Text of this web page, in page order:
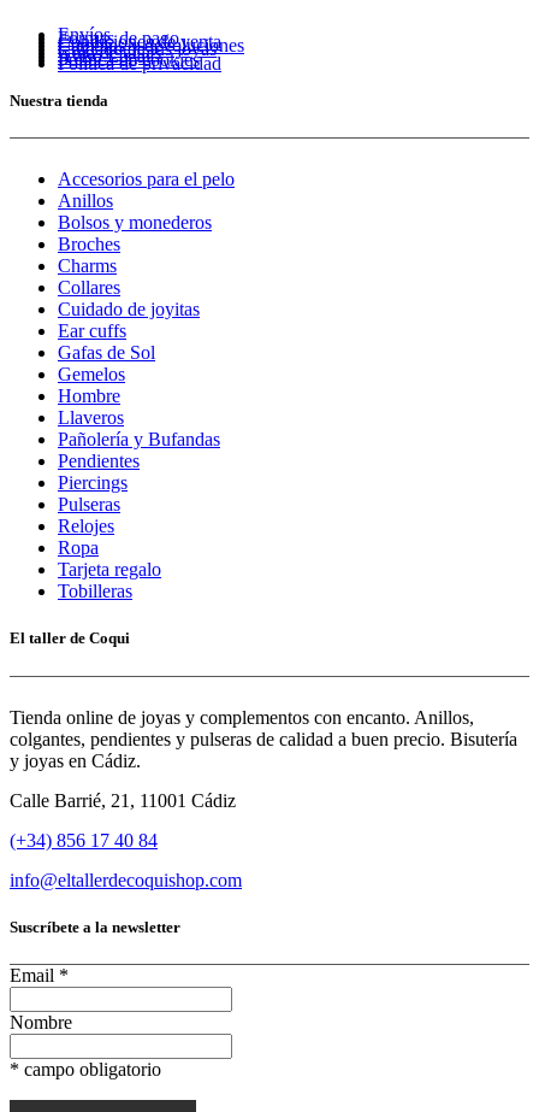
Envíos
Formas de pago
Condiciones de venta
Cambios y devoluciones
Cuidado de tus joyas
Guía de tallas
Aviso Legal
Política de cookies
Política de privacidad
Nuestra tienda
Accesorios para el pelo
Anillos
Bolsos y monederos
Broches
Charms
Collares
Cuidado de joyitas
Ear cuffs
Gafas de Sol
Gemelos
Hombre
Llaveros
Pañolería y Bufandas
Pendientes
Piercings
Pulseras
Relojes
Ropa
Tarjeta regalo
Tobilleras
El taller de Coqui
Tienda online de joyas y complementos con encanto. Anillos,
colgantes, pendientes y pulseras de calidad a buen precio. Bisutería
y joyas en Cádiz.
Calle Barrié, 21, 11001 Cádiz
(+34) 856 17 40 84
info@eltallerdecoquishop.com
Suscríbete a la newsletter
Email *
Nombre
* campo obligatorio